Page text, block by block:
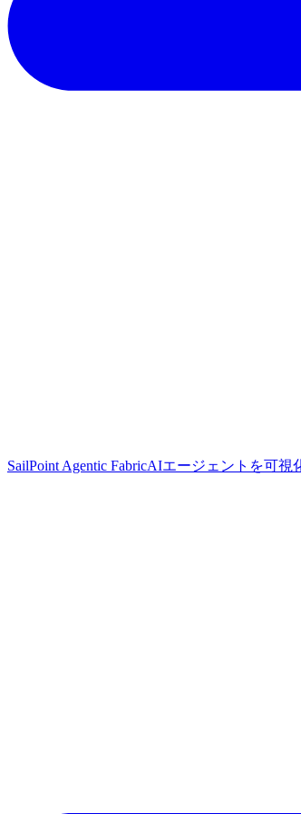
SailPoint Agentic FabricAIエージェントを可視